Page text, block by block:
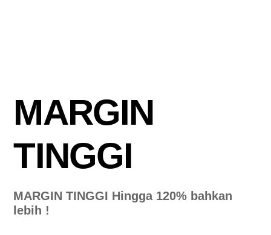
MARGIN
TINGGI
MARGIN TINGGI Hingga 120% bahkan
lebih !